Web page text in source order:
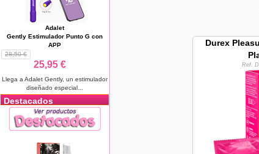
Adalet
Gently Estimulador Punto G con
APP
28,50 €
25,95 €
Llega a Adalet Gently, un estimulador
diseñado especial...
Destacados
Durex
Ref.